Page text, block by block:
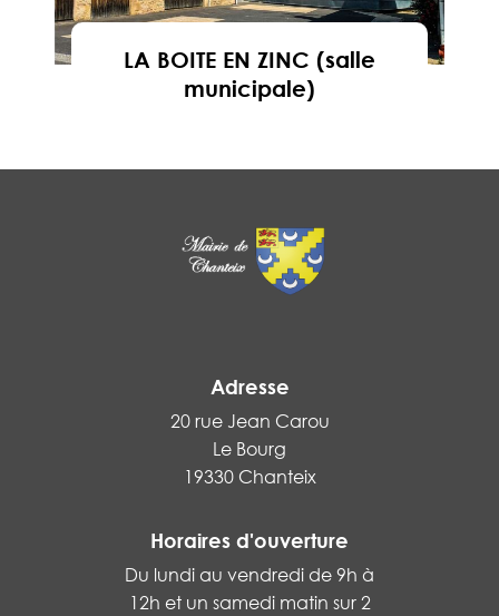
LA BOITE EN ZINC (salle
municipale)
Adresse
20 rue Jean Carou
Le Bourg
19330 Chanteix
Horaires d'ouverture
Du lundi au vendredi de 9h à
12h et un samedi matin sur 2